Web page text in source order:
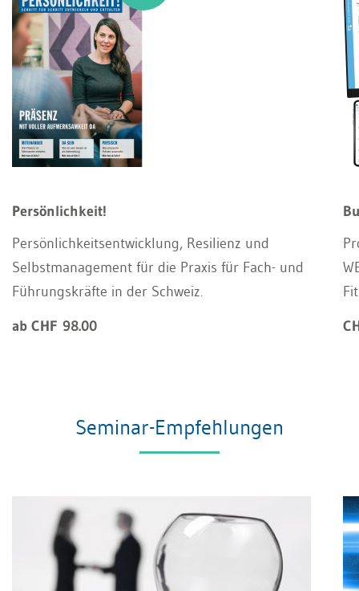
Persönlichkeit!
Persönlichkeitsentwicklung, Resilienz und
Selbstmanagement für die Praxis für Fach- und
Führungskräfte in der Schweiz.
ab CHF 98.00
Seminar-Empfehlungen